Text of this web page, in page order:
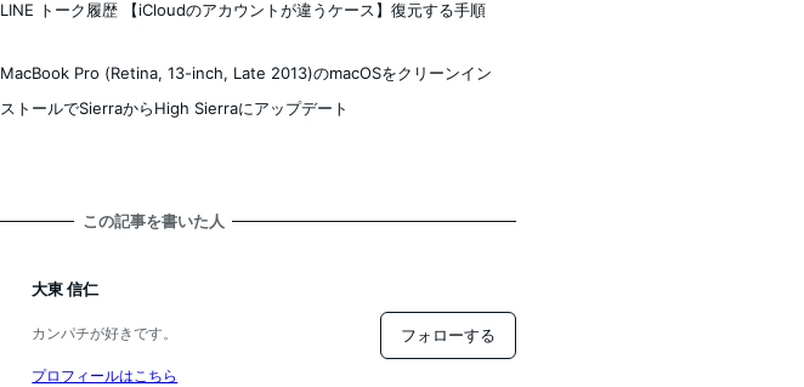
LINE トーク履歴 【iCloudのアカウントが違うケース】復元する手順
MacBook Pro (Retina, 13-inch, Late 2013)のmacOSをクリーンイン
ストールでSierraからHigh Sierraにアップデート
この記事を書いた人
大東 信仁
カンパチが好きです。
プロフィールはこちら
フォローする